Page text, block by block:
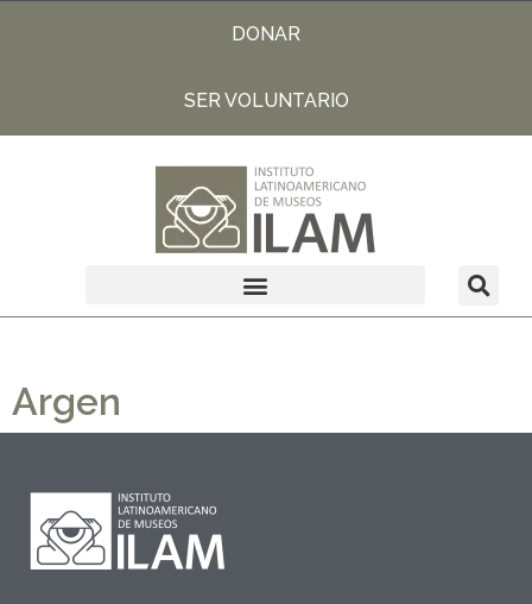
DONAR
SER VOLUNTARIO
Argen